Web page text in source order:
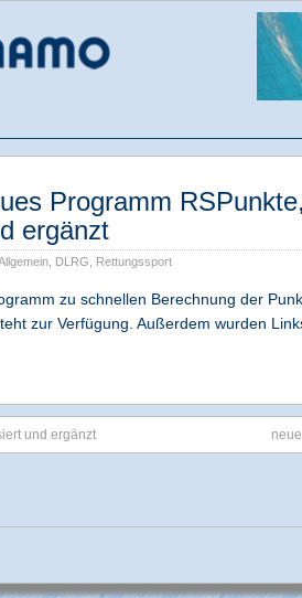
Programm
ergänzt
, DLRG Rettungssport
zu schnellen Berechnung der
zur Verfügung. Außerdem wurden
und ergänzt